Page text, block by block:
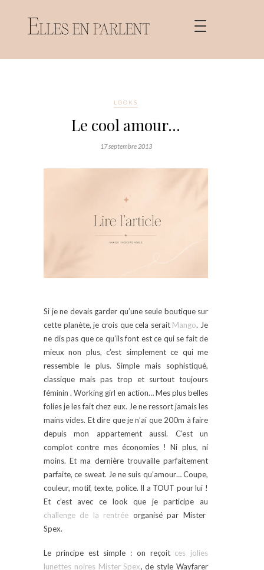
LOOKS
Le cool amour…
17 septembre 2013
Si je ne devais garder qu’une seule boutique sur
cette planète, je crois que cela serait Mango. Je
ne dis pas que ce qu’ils font est ce qui se fait de
mieux non plus, c’est simplement ce qui me
ressemble le plus. Simple mais sophistiqué,
classique mais pas trop et surtout toujours
féminin . Working girl en action… Mes plus belles
folies je les fait chez eux. Je ne ressort jamais les
mains vides. Et dire que je n’ai que 200m à faire
depuis mon appartement aussi. C’est un
complot contre mes économies ! Ni plus, ni
moins. Et ma dernière trouvaille parfaitement
parfaite, ce sweat. Je ne suis qu’amour… Coupe,
couleur, motif, texte, police. Il a TOUT pour lui !
Et c’est avec ce look que je participe au
challenge de la rentrée organisé par Mister
Spex.
Le principe est simple : on reçoit ces jolies
lunettes noires Mister Spex, de style Wayfarer